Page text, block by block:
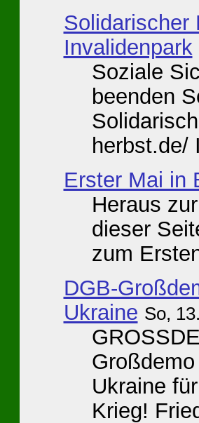
Solidarischer
Invalidenpark
Soziale
beenden
herbst.de/
Erster Mai in
Heraus
dieser
zum
DGB-
Ukraine So,
Ukraine
Krieg!